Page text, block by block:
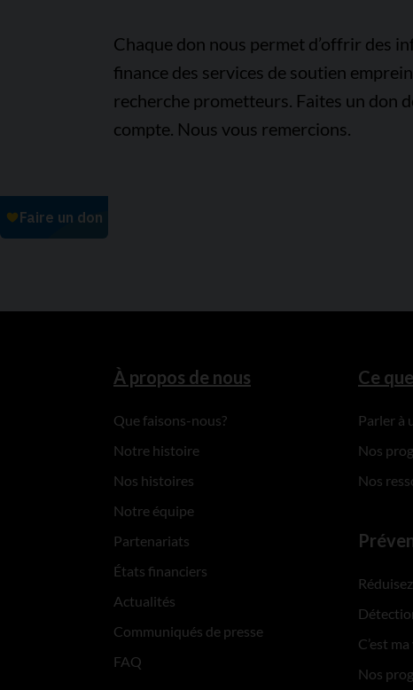
Chaque don nous permet d’offrir des
finance des services de soutien
recherche prometteurs. Faites un don
compte. Nous vous remercions.
À propos de nous
Que faisons-nous?
Notre histoire
Nos histoires
Notre équipe
Partenariats
États financiers
Actualités
Communiqués de presse
FAQ
Ce
Parler à
Nos
Nos
C’est
Nos